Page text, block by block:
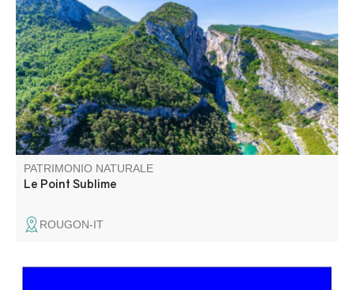
Le Point Sublime est l'un des points de vue les plus
pittoresques sur les gorges du Verdon. Ce point de vue se
trouve sur la rive droite, en aval du village de Rougon.
PATRIMONIO NATURALE
Le Point Sublime
ROUGON-IT